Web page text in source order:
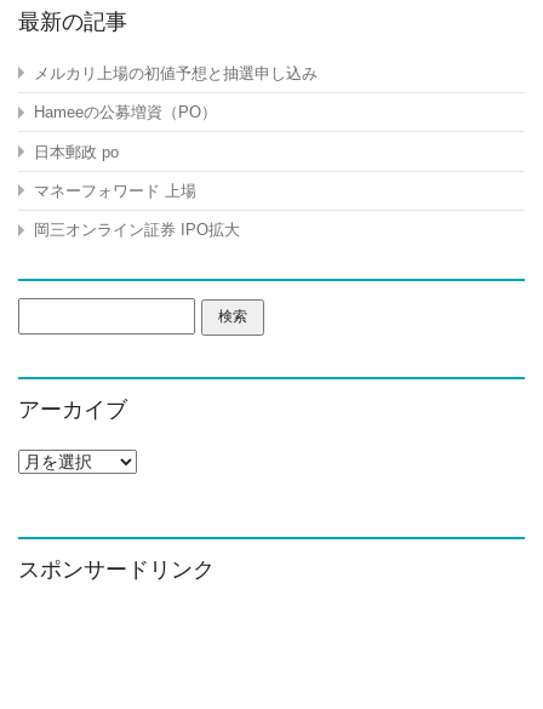
最新の記事
メルカリ上場の初値予想と抽選申し込み
Hameeの公募増資（PO）
日本郵政 po
マネーフォワード 上場
岡三オンライン証券 IPO拡大
索:
アーカイブ
ア
イ
ブ
スポンサードリンク